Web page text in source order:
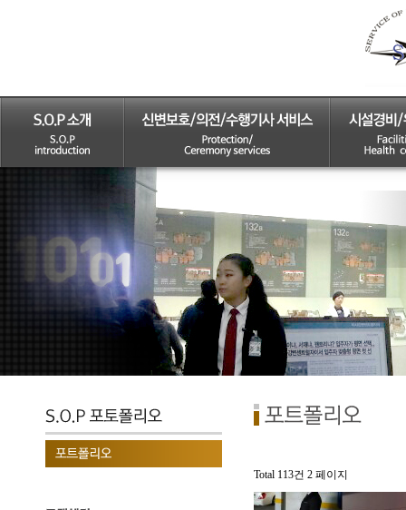
Total 113건 2 페이지